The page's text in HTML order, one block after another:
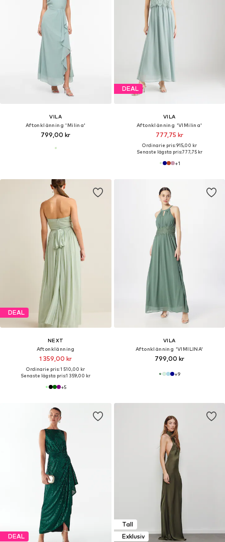
VILA
Aftonklänning 'Milina'
799,00 kr
DEAL
VILA
Aftonklänning 'VIMilina'
777,75 kr
Ordinarie pris: 915,00 kr
Senaste lägsta pris:777,75 kr
+1
DEAL
NEXT
Aftonklänning
1 359,00 kr
Ordinarie pris: 1 510,00 kr
Senaste lägsta pris:1 359,00 kr
+5
VILA
Aftonklänning 'VIMILINA'
799,00 kr
+9
DEAL
Tall
Exklusiv